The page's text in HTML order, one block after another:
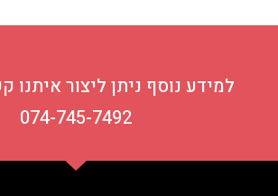
למידע נוסף ניתן ליצור איתנו
074-745-7492